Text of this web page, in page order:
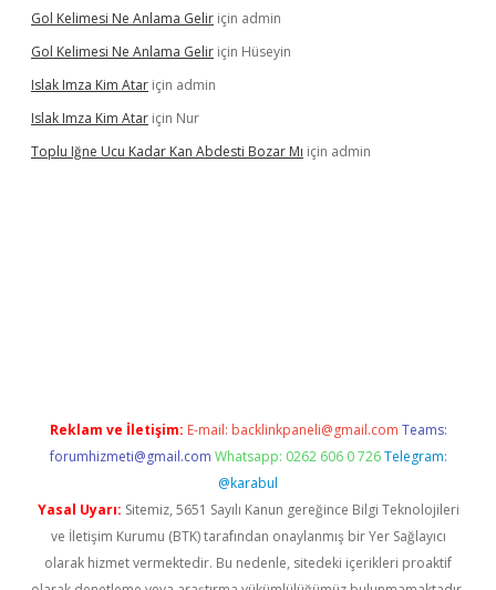
Gol Kelimesi Ne Anlama Gelir için admin
Gol Kelimesi Ne Anlama Gelir için Hüseyin
Islak Imza Kim Atar için admin
Islak Imza Kim Atar için Nur
Toplu Iğne Ucu Kadar Kan Abdesti Bozar Mı için admin
Reklam ve İletişim: E-mail: backlinkpaneli@gmail.com Teams:
forumhizmeti@gmail.com Whatsapp: 0262 606 0 726 Telegram:
@karabul
Yasal Uyarı: Sitemiz, 5651 Sayılı Kanun gereğince Bilgi Teknolojileri
ve İletişim Kurumu (BTK) tarafından onaylanmış bir Yer Sağlayıcı
olarak hizmet vermektedir. Bu nedenle, sitedeki içerikleri proaktif